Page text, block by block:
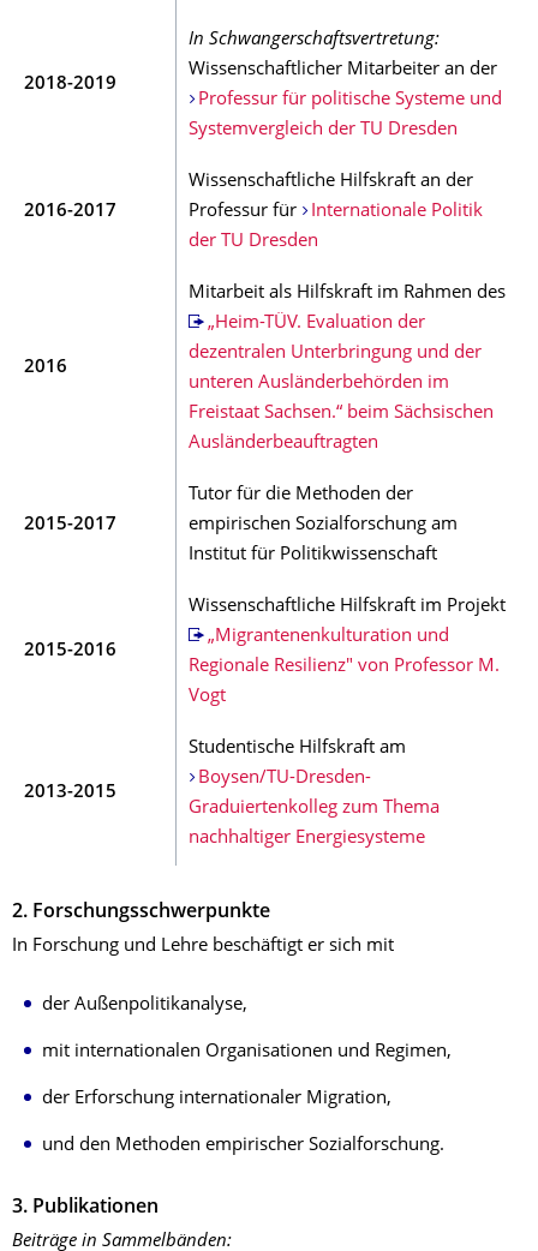
2018-2019
In Schwangerschaftsvertretung:
Wissenschaftlicher Mitarbeiter an der
Professur für politische Systeme und
Systemvergleich der TU Dresden
2016-2017
Wissenschaftliche Hilfskraft an der
Professur für
Internationale Politik
der TU Dresden
2016
Mitarbeit als Hilfskraft im Rahmen des
„Heim-TÜV. Evaluation der
dezentralen Unterbringung und der
unteren Ausländerbehörden im
Freistaat Sachsen.“ beim Sächsischen
Ausländerbeauftragten
2015-2017
Tutor für die Methoden der
empirischen Sozialforschung am
Institut für Politikwissenschaft
2015-2016
Wissenschaftliche Hilfskraft im Projekt
„Migrantenenkulturation und
Regionale Resilienz" von Professor M.
Vogt
2013-2015
Studentische Hilfskraft am
Boysen/TU-Dresden-
Graduiertenkolleg zum Thema
nachhaltiger Energiesysteme
2. Forschungsschwerpunkte
In Forschung und Lehre beschäftigt er sich mit
der Außenpolitikanalyse,
mit internationalen Organisationen und Regimen,
der Erforschung internationaler Migration,
und den Methoden empirischer Sozialforschung.
3. Publikationen
Beiträge in Sammelbänden: